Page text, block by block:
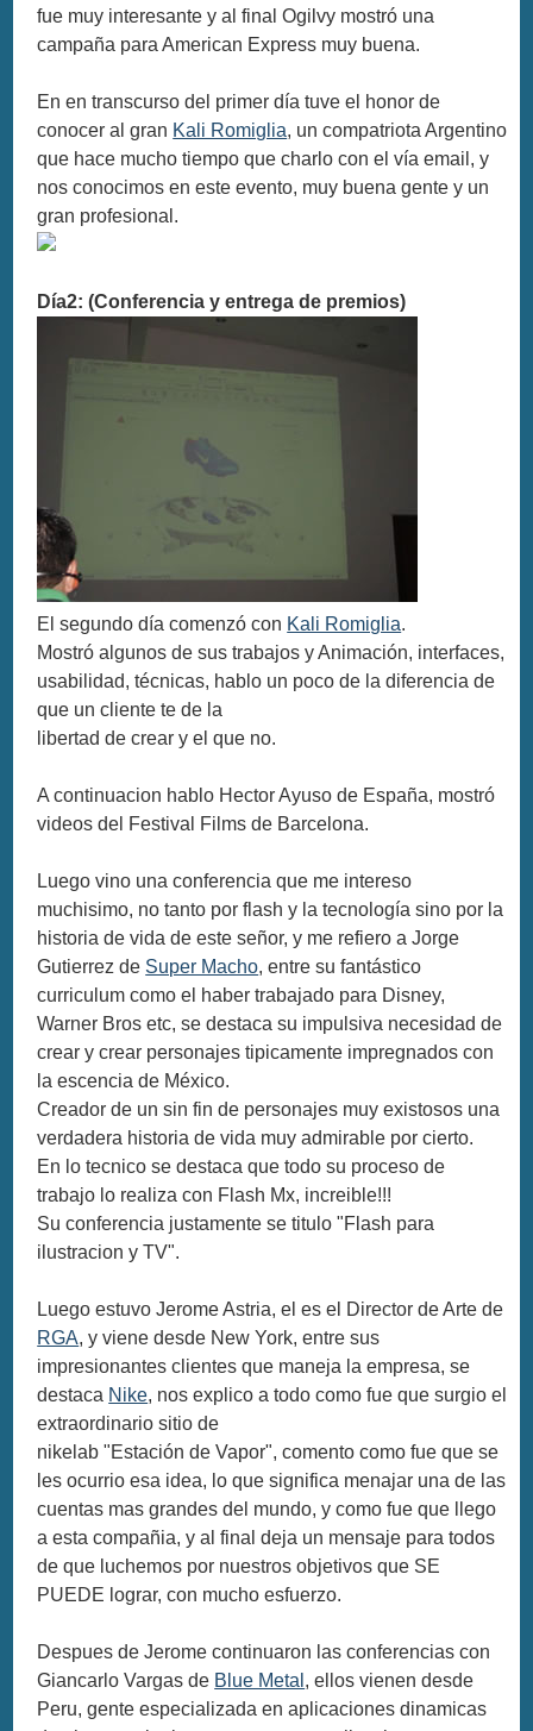
fue muy interesante y al final Ogilvy mostró una
campaña para American Express muy buena.
En en transcurso del primer día tuve el honor de
conocer al gran Kali Romiglia, un compatriota Argentino
que hace mucho tiempo que charlo con el vía email, y
nos conocimos en este evento, muy buena gente y un
gran profesional.
Día2: (Conferencia y entrega de premios)
El segundo día comenzó con Kali Romiglia.
Mostró algunos de sus trabajos y Animación, interfaces,
usabilidad, técnicas, hablo un poco de la diferencia de
que un cliente te de la
libertad de crear y el que no.
A continuacion hablo Hector Ayuso de España, mostró
videos del Festival Films de Barcelona.
Luego vino una conferencia que me intereso
muchisimo, no tanto por flash y la tecnología sino por la
historia de vida de este señor, y me refiero a Jorge
Gutierrez de Super Macho, entre su fantástico
curriculum como el haber trabajado para Disney,
Warner Bros etc, se destaca su impulsiva necesidad de
crear y crear personajes tipicamente impregnados con
la escencia de México.
Creador de un sin fin de personajes muy existosos una
verdadera historia de vida muy admirable por cierto.
En lo tecnico se destaca que todo su proceso de
trabajo lo realiza con Flash Mx, increible!!!
Su conferencia justamente se titulo "Flash para
ilustracion y TV".
Luego estuvo Jerome Astria, el es el Director de Arte de
RGA, y viene desde New York, entre sus
impresionantes clientes que maneja la empresa, se
destaca Nike, nos explico a todo como fue que surgio el
extraordinario sitio de
nikelab "Estación de Vapor", comento como fue que se
les ocurrio esa idea, lo que significa menajar una de las
cuentas mas grandes del mundo, y como fue que llego
a esta compañia, y al final deja un mensaje para todos
de que luchemos por nuestros objetivos que SE
PUEDE lograr, con mucho esfuerzo.
Despues de Jerome continuaron las conferencias con
Giancarlo Vargas de Blue Metal , ellos vienen desde
Peru, gente especializada en aplicaciones dinamicas